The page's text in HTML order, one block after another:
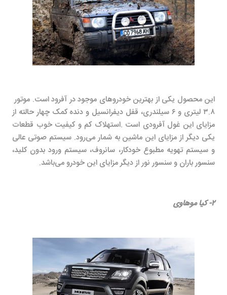
این محصول یکی از بهترین خودروهای موجود در آفرود است. موتور
۳.۸ لیتری و ۶ سیلندری، قفل دیفرانسیل و دنده کمک چهار حالته از
مزایای این غول آفرودی است .استهلاک کم و کیفیت خوب قطعات
یکی دیگر از مزایای این ماشین به شمار می‌رود. سیستم صوتی عالی
و سیستم تهویه مطبوع خودکار، سانروف، سیستم ورود بدون کلید،
سنسور باران و سنسور نور از دیگر مزایای این خودرو می‌باشد.
۲- کیا موهاوی